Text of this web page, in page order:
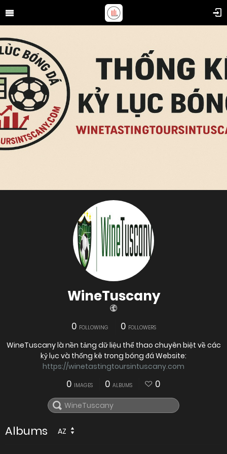
WineTuscany
0 FOLLOWING 0 FOLLOWERS
WineTuscany là nền tảng dữ liệu thể thao chuyên biệt về các
kỷ lục và thống kê trong bóng đá Website:
https://winetastingtoursintuscany.com
0 IMAGES 0 ALBUMS 0
Albums AZ